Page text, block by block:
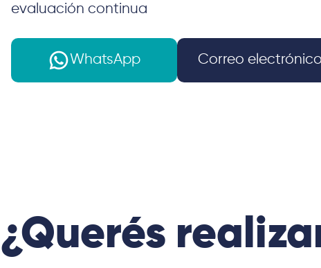
evaluación continua
WhatsApp Correo electrónico
¿Querés